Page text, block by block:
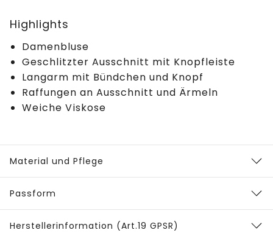
Highlights
Damenbluse
Geschlitzter Ausschnitt mit Knopfleiste
Langarm mit Bündchen und Knopf
Raffungen an Ausschnitt und Ärmeln
Weiche Viskose
Material und Pflege
Passform
Herstellerinformation (Art.19 GPSR)